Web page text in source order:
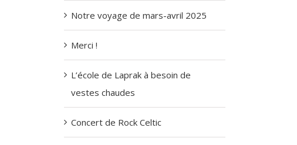
Notre voyage de mars-avril 2025
Merci !
L’école de Laprak à besoin de
vestes chaudes
Concert de Rock Celtic